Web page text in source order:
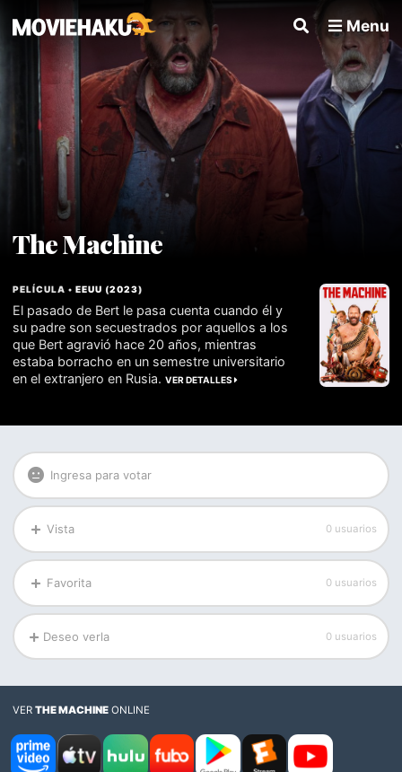
Menu
The Machine
PELÍCULA •EEUU (2023)
El pasado de Bert le pasa cuenta cuando él y
su padre son secuestrados por aquellos a los
que Bert agravió hace 20 años, mientras
estaba borracho en un semestre universitario
en el extranjero en Rusia.VER DETALLES
Ingresa para votar
Vista 0 usuarios
Favorita 0 usuarios
Deseo verla 0 usuarios
VERTHE MACHINE ONLINE